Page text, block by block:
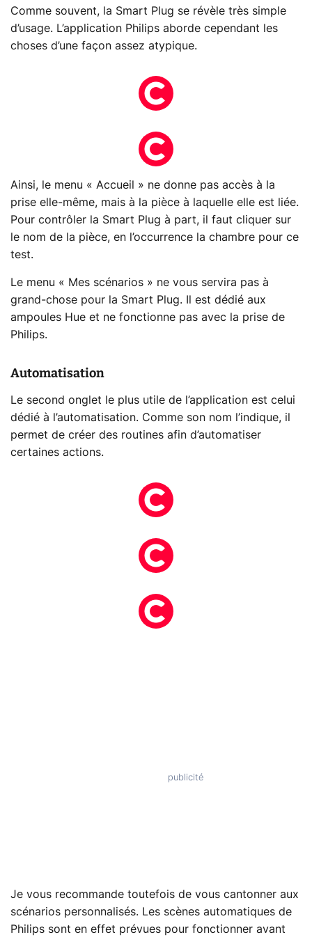
Comme souvent, la Smart Plug se révèle très simple
d’usage. L’application Philips aborde cependant les
choses d’une façon assez atypique.
Ainsi, le menu « Accueil » ne donne pas accès à la
prise elle-même, mais à la pièce à laquelle elle est liée.
Pour contrôler la Smart Plug à part, il faut cliquer sur
le nom de la pièce, en l’occurrence la chambre pour ce
test.
Le menu « Mes scénarios » ne vous servira pas à
grand-chose pour la Smart Plug. Il est dédié aux
ampoules Hue et ne fonctionne pas avec la prise de
Philips.
Automatisation
Le second onglet le plus utile de l’application est celui
dédié à l’automatisation. Comme son nom l’indique, il
permet de créer des routines afin d’automatiser
certaines actions.
Je vous recommande toutefois de vous cantonner aux
scénarios personnalisés. Les scènes automatiques de
Philips sont en effet prévues pour fonctionner avant